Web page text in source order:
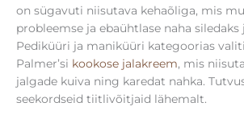
on sügavuti niisutava kehaõliga, mis
probleemse ja ebaühtlase naha siledaks
Pediküüri ja maniküüri kategoorias
Palmer’si kookose jalakreem, mis
jalgade kuiva ning karedat nahka.
seekordseid tiitlivõitjaid lähemalt.